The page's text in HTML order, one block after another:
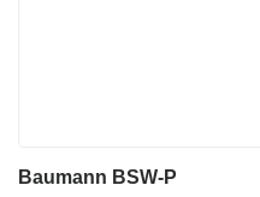
Baumann BSW-P